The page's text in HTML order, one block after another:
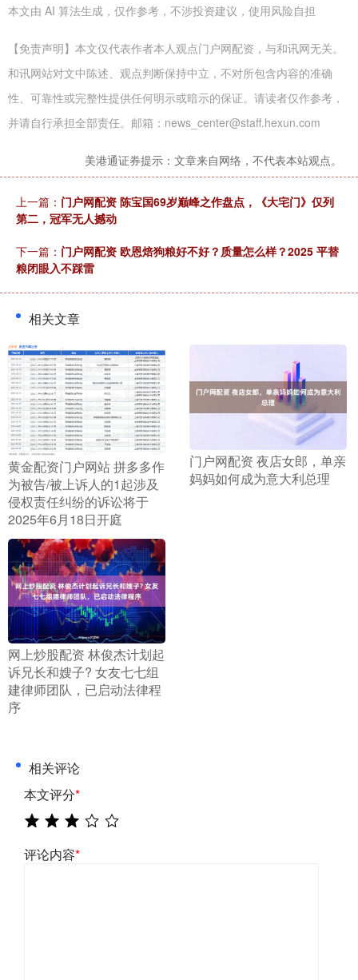
本文由 AI 算法生成，仅作参考，不涉投资建议，使用风险自担
【免责声明】本文仅代表作者本人观点门户网配资，与和讯网无关。
和讯网站对文中陈述、观点判断保持中立，不对所包含内容的准确
性、可靠性或完整性提供任何明示或暗示的保证。请读者仅作参考，
并请自行承担全部责任。邮箱：news_center@staff.hexun.com
美港通证券提示：文章来自网络，不代表本站观点。
上一篇： 门户网配资 陈宝国69岁巅峰之作盘点，《大宅门》仅列
第二，冠军无人撼动
下一篇： 门户网配资 欧恩焙狗粮好不好？质量怎么样？2025 平替
粮闭眼入不踩雷
相关文章
​黄金配资门户网站 拼多多作
为被告/被上诉人的1起涉及
侵权责任纠纷的诉讼将于
2025年6月18日开庭
​门户网配资 夜店女郎，单亲
妈妈如何成为意大利总理
​网上炒股配资 林俊杰计划起
诉兄长和嫂子? 女友七七组
建律师团队，已启动法律程
序
相关评论
本文评分*
评论内容*